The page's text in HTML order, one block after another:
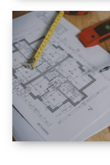
ESPACE
RÉNOVATION
INTÉRIEURE ET
EXTÉRIEURE